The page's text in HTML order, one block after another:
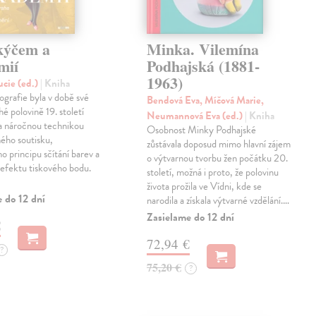
a
(ed.)| Kniha
byla v době své
polovině 19. století
náročnou technikou
soutisku,
principu sčítání barev a
tiskového bodu.
do 12 dní
?
Minka. Vilemína
Podhajská (1881-
1963)
Bendová Eva, Míčová Marie,
Neumannová Eva (ed.)| Kniha
Osobnost Minky Podhajské
zůstávala doposud mimo hlavní zájem
o výtvarnou tvorbu žen počátku 20.
století, možná i proto, že polovinu
života prožila ve Vídni, kde se
narodila a získala výtvarné vzdělání.…
Zasielame do 12 dní
72,94 €
75,20 € ?